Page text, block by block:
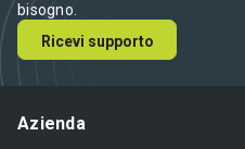
bisogno.
Ricevi supporto
Azienda